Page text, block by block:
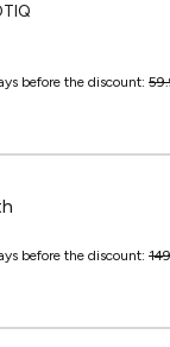
before the discount:
349 zł
before the discount: